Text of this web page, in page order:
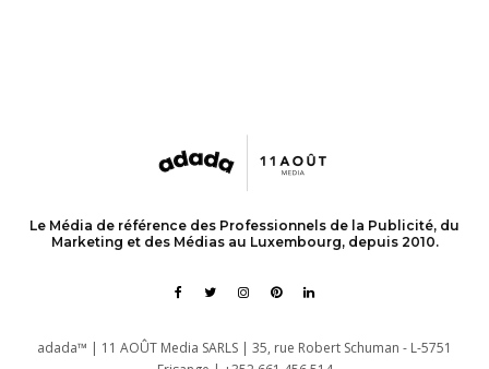
Le Média de référence des Professionnels de la Publicité, du
Marketing et des Médias au Luxembourg, depuis 2010.
adada™ | 11 AOÛT Media SARLS | 35, rue Robert Schuman - L-5751